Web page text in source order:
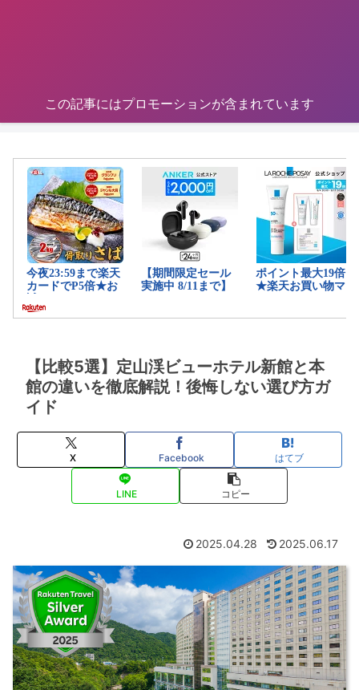
この記事にはプロモーションが含まれています
【比較5選】定山渓ビューホテル新館と本
館の違いを徹底解説！後悔しない選び方ガ
イド
X Facebook はてブ
LINE コピー
2025.04.28 2025.06.17